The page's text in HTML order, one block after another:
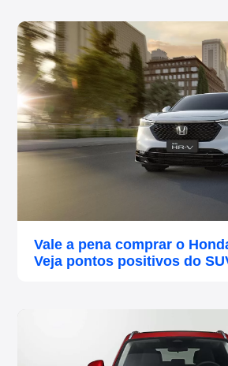
Vale a pena comprar o
Veja pontos positivos do